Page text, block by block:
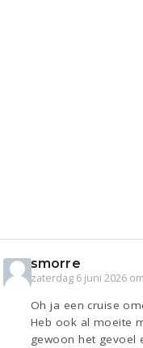
smorre
zaterdag 6 juni 2026
Oh ja een cruise
Heb ook al moeite
gewoon het gevoel